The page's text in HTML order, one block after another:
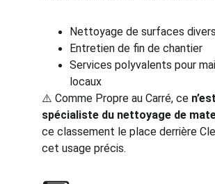
Nettoyage de surfaces
Entretien de fin de chantier
Services polyvalents pour
locaux
⚠️ Comme Propre au Carré, ce
spécialiste du nettoyage de
ce classement le place derrière
cet usage précis.